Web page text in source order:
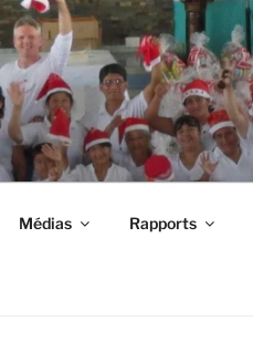
Médias Rapports